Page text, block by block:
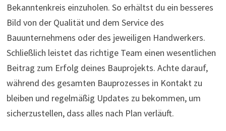
Bekanntenkreis einzuholen. So erhältst du ein besseres
Bild von der Qualität und dem Service des
Bauunternehmens oder des jeweiligen Handwerkers.
Schließlich leistet das richtige Team einen wesentlichen
Beitrag zum Erfolg deines Bauprojekts. Achte darauf,
während des gesamten Bauprozesses in Kontakt zu
bleiben und regelmäßig Updates zu bekommen, um
sicherzustellen, dass alles nach Plan verläuft.